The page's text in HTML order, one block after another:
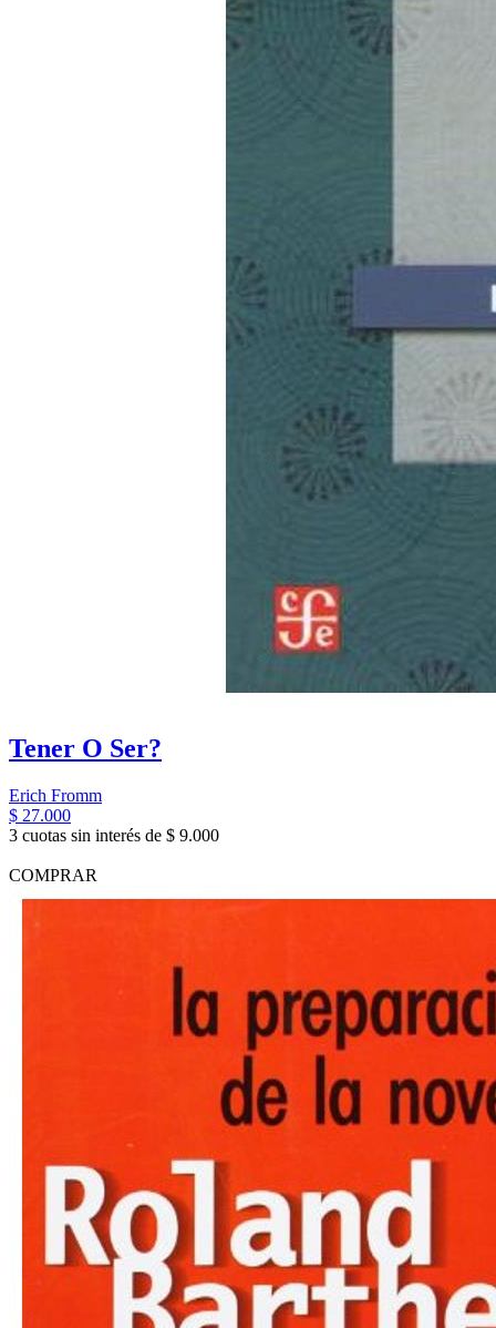
Tener O Ser?
Erich Fromm
$ 27.000
3 cuotas sin interés de $ 9.000
COMPRAR